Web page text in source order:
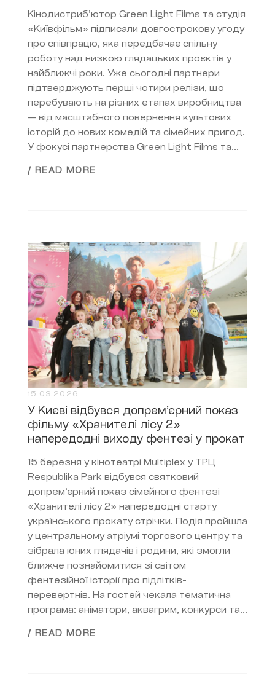
Кінодистриб’ютор Green Light Films та студія
«Київфільм» підписали довгострокову угоду
про співпрацю, яка передбачає спільну
роботу над низкою глядацьких проєктів у
найближчі роки. Уже сьогодні партнери
підтверджують перші чотири релізи, що
перебувають на різних етапах виробництва
— від масштабного повернення культових
історій до нових комедій та сімейних пригод.
У фокусі партнерства Green Light Films та...
/ READ MORE
15.03.2026
У Києві відбувся допремʼєрний показ
фільму «Хранителі лісу 2»
напередодні виходу фентезі у прокат
15 березня у кінотеатрі Multiplex у ТРЦ
Respublika Park відбувся святковий
допремʼєрний показ сімейного фентезі
«Хранителі лісу 2» напередодні старту
українського прокату стрічки. Подія пройшла
у центральному атріумі торгового центру та
зібрала юних глядачів і родини, які змогли
ближче познайомитися зі світом
фентезійної історії про підлітків-
перевертнів. На гостей чекала тематична
програма: аніматори, аквагрим, конкурси та...
/ READ MORE